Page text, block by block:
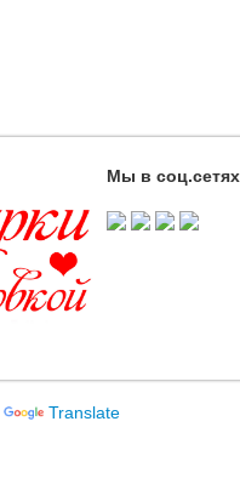
Мы в
Translate